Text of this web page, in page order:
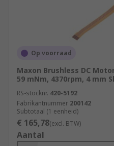
Op voorraad
Maxon Brushless DC
59 mNm, 4370rpm, 4 mm
RS-stocknr. 420-5192
Fabrikantnummer 200142
Subtotaal (1 eenheid)
€ 165,78(excl. BTW)
Aantal